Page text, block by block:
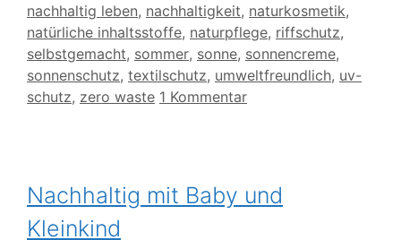
nachhaltig leben, nachhaltigkeit, naturkosmetik,
natürliche inhaltsstoffe, naturpflege, riffschutz,
selbstgemacht, sommer, sonne, sonnencreme,
sonnenschutz, textilschutz, umweltfreundlich, uv-
schutz, zero waste 1 Kommentar
Nachhaltig mit Baby und
Kleinkind